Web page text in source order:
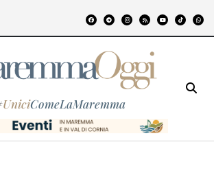
UniciComeLaMaremma